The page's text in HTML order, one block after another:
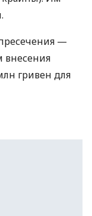
—
внесения
гривен для